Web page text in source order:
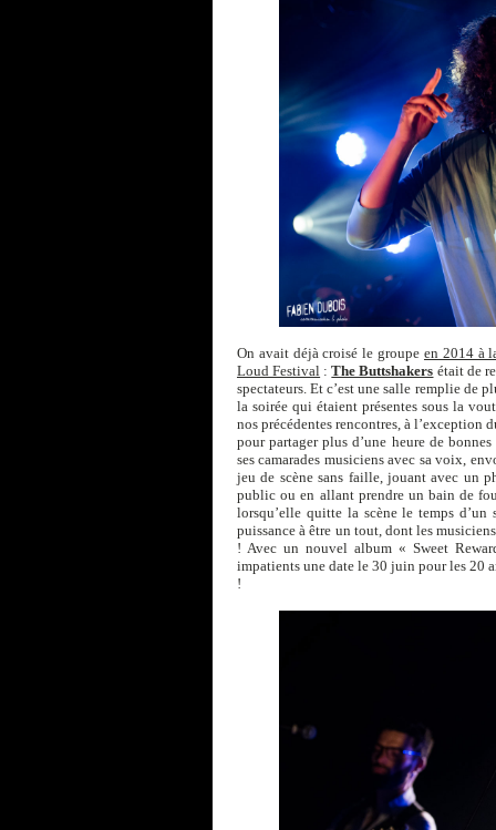
On avait déjà croisé le groupe en 2014 à
Loud Festival :The Buttshakers était de
spectateurs. Et c’est une salle remplie de
la soirée qui étaient présentes sous la
nos précédentes rencontres, à l’exception
pour partager plus d’une heure de
ses camarades musiciens avec sa voix,
jeu de scène sans faille, jouant avec un
public ou en allant prendre un bain de
lorsqu’elle quitte la scène le temps
puissance à être un tout, dont les
! Avec un nouvel album « Sweet
impatients une date le 30 juin pour les 20
!